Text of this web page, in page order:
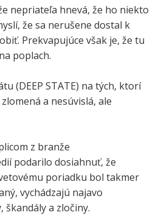
nepriateľa hnevá, že ho niekto
že sa nerušene dostal k
Prekvapujúce však je, že tu
poplach.
(DEEP STATE) na tých, ktorí
a nesúvislá, ale
z branže
podarilo dosiahnuť, že
poriadku bol takmer
vychádzajú najavo
škandály a zločiny.